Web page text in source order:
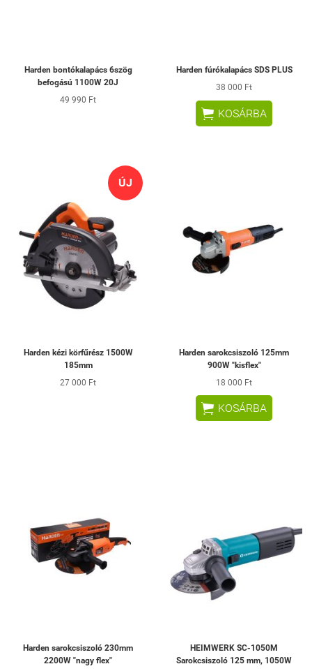
Harden bontókalapács 6szög
befogású 1100W 20J
49 990 Ft
Harden fúrókalapács SDS PLUS
38 000 Ft
 KOSÁRBA
ÚJ
Harden kézi körfűrész 1500W
185mm
27 000 Ft
Harden sarokcsiszoló 125mm
900W "kisflex"
18 000 Ft
 KOSÁRBA
Harden sarokcsiszoló 230mm
2200W "nagy flex"
HEIMWERK SC-1050M
Sarokcsiszoló 125 mm, 1050W